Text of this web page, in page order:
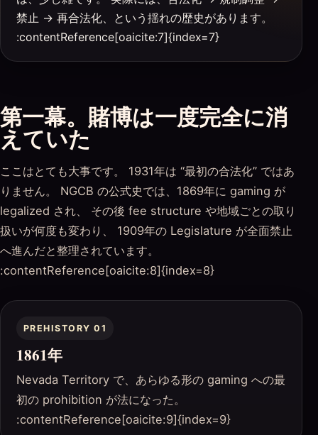
禁止 → 再合法化、という揺れの歴史があります。
:contentReference[oaicite:7]{index=7}
第一幕。賭博は一度完全に消
えていた
ここはとても大事です。 1931年は “最初の合法化” ではあ
りません。 NGCB の公式史では、1869年に gaming が
legalized され、 その後 fee structure や地域ごとの取り
扱いが何度も変わり、 1909年の Legislature が全面禁止
へ進んだと整理されています。
:contentReference[oaicite:8]{index=8}
PREHISTORY 01
1861年
Nevada Territory で、あらゆる形の gaming への最
初の prohibition が法になった。
:contentReference[oaicite:9]{index=9}